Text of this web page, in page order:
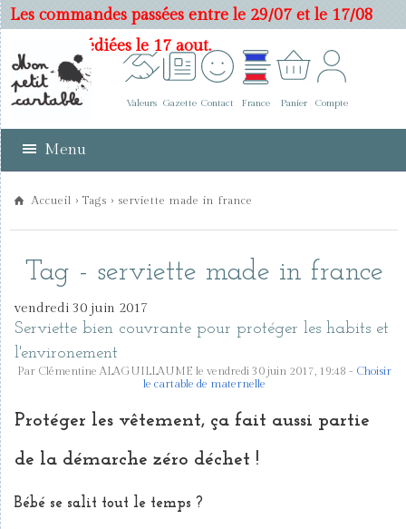
Les commandes passées entre le 29/07 et le 17/08
seront expédiées le 17 aout.
Valeurs Gazette Contact France Panier Compte
Menu
Accueil ›Tags › serviette made in france
Tag - serviette made in france
vendredi 30 juin 2017
Serviette bien couvrante pour protéger les habits et
l'environement
Par Clémentine ALAGUILLAUME le vendredi 30 juin 2017, 19:48 - Choisir
le cartable de maternelle
Protéger les vêtement, ça fait aussi partie
de la démarche zéro déchet !
Bébé se salit tout le temps ?